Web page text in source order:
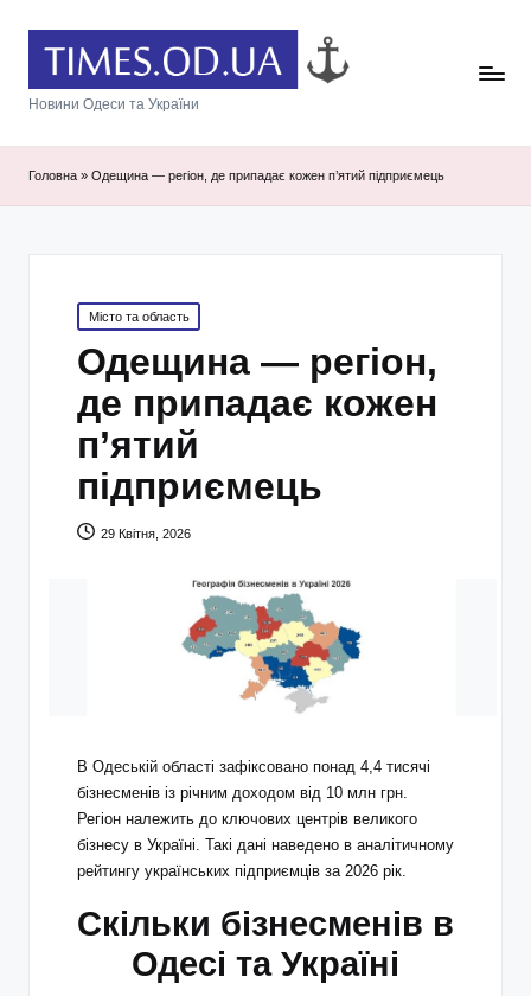
Новини Одеси та України
Головна » Одещина — регіон, де припадає кожен п’ятий підприємець
Posted
in
Місто та область
Одещина — регіон,
де припадає кожен
п’ятий
підприємець
29 Квітня, 2026
В Одеській області зафіксовано понад 4,4 тисячі
бізнесменів із річним доходом від 10 млн грн.
Регіон належить до ключових центрів великого
бізнесу в Україні. Такі дані наведено в аналітичному
рейтингу українських підприємців за 2026 рік.
Скільки бізнесменів в
Одесі та Україні